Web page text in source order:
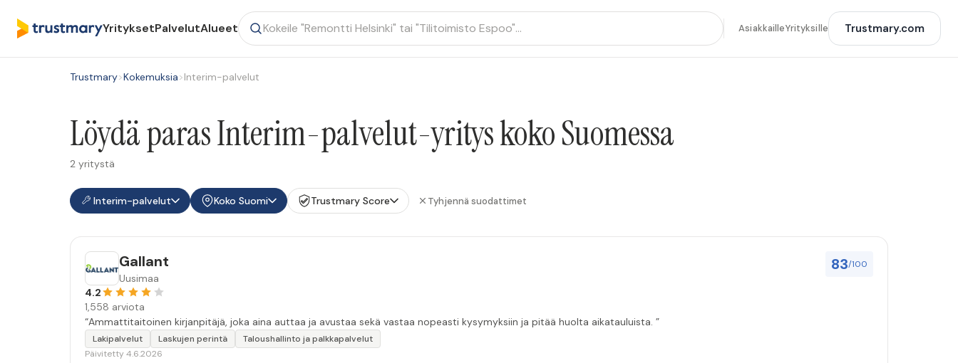
YrityksetPalvelutAlueet AsiakkailleYrityksille Trustmary.com
Trustmary>Kokemuksia>Interim-palvelut
Löydä paras Interim-palvelut-yritys koko Suomessa
2 yritystä
Interim-palvelut Koko Suomi Trustmary Score Tyhjennä suodattimet
83/100
Gallant
Uusimaa
4.2
1,558 arviota
“Ammattitaitoinen kirjanpitäjä, joka aina auttaa ja avustaa sekä vastaa nopeasti kysymyksiin ja pitää huolta aikatauluista. ”
Lakipalvelut Laskujen perintä
Taloushallinto ja palkkapalvelut
Päivitetty 4.6.2026